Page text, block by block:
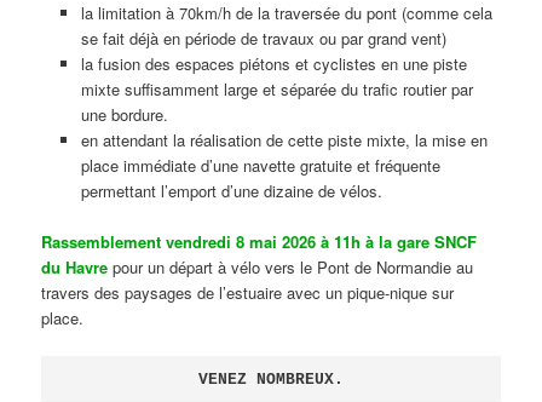
la limitation à 70km/h de la traversée du pont (comme cela
se fait déjà en période de travaux ou par grand vent)
la fusion des espaces piétons et cyclistes en une piste
mixte suffisamment large et séparée du trafic routier par
une bordure.
en attendant la réalisation de cette piste mixte, la mise en
place immédiate d’une navette gratuite et fréquente
permettant l’emport d’une dizaine de vélos.
Rassemblement vendredi 8 mai 2026 à 11h à la gare SNCF
du Havre pour un départ à vélo vers le Pont de Normandie au
travers des paysages de l’estuaire avec un pique-nique sur
place.
VENEZ NOMBREUX.